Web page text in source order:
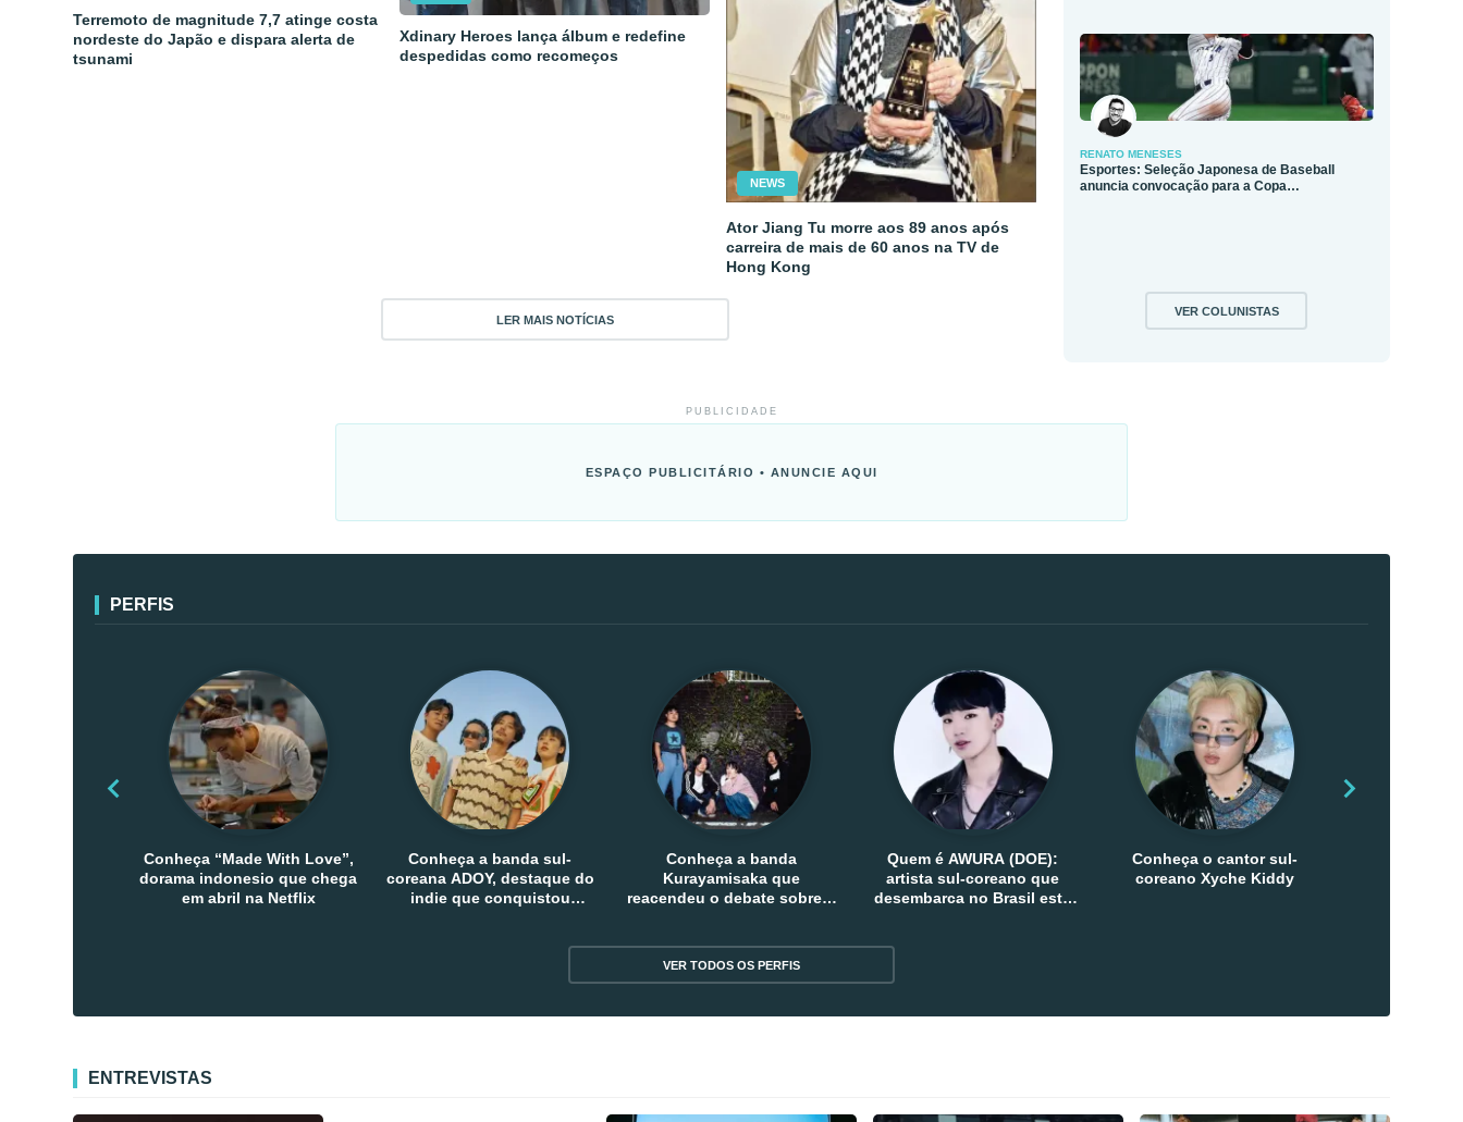
Terremoto de magnitude 7,7 atinge costa
nordeste do Japão e dispara alerta de
tsunami
Xdinary Heroes lança álbum e redefine
despedidas como recomeços
NEWS
Ator Jiang Tu morre aos 89 anos após
carreira de mais de 60 anos na TV de
Hong Kong
LER MAIS NOTÍCIAS
RENATO MENESES
Esportes: Seleção Japonesa de Baseball
anuncia convocação para a Copa…
VER COLUNISTAS
PUBLICIDADE
ESPAÇO PUBLICITÁRIO • ANUNCIE AQUI
PERFIS
Conheça “Made With Love”,
dorama indonesio que chega
em abril na Netflix
Conheça a banda sul-
coreana ADOY, destaque do
indie que conquistou
Conheça a banda
Kurayamisaka que
reacendeu o debate sobre o
Quem é AWURA (DOE):
artista sul-coreano que
desembarca no Brasil esta
Conheça o cantor sul-
coreano Xyche Kiddy
VER TODOS OS PERFIS
ENTREVISTAS